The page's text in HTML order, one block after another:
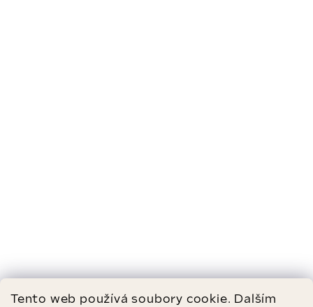
Tento web používá soubory cookie. Dalším